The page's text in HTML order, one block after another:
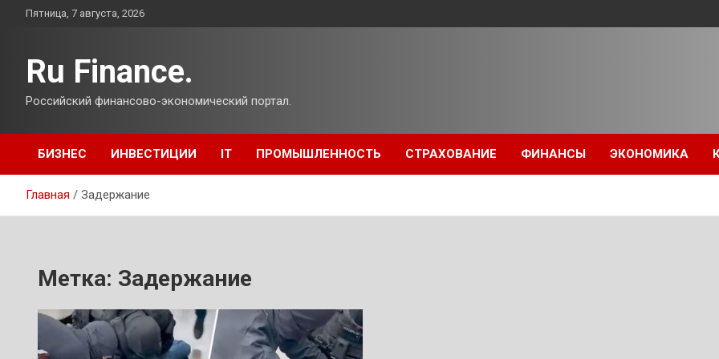
ПерейтиПятница, 7 августа, 2026
Ru Finance.
Российский финансово-экономический портал.
БИЗНЕС ИНВЕСТИЦИИ IT ПРОМЫШЛЕННОСТЬ СТРАХОВАНИЕ ФИНАНСЫ ЭКОНОМИКА
Главная Задержание
Метка: Задержание